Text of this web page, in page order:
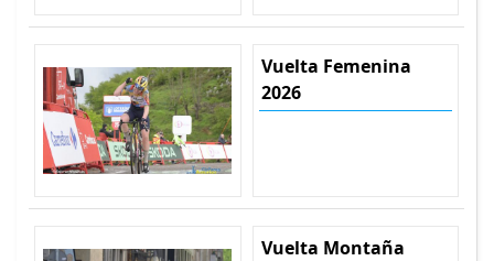
Vuelta Femenina
2026
Vuelta Montaña